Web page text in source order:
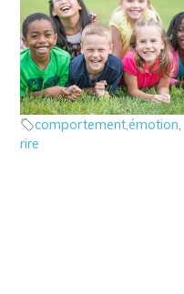
10 – Les émotions : le
rire
les émotions
comportement,émotion,
rire